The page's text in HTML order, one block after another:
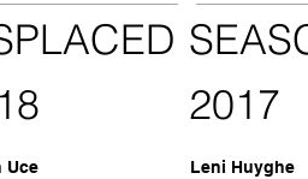
Uce
2017
Leni Huyghe